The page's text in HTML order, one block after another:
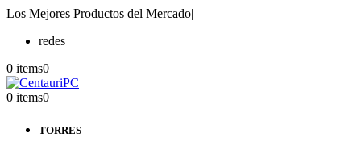
Los Mejores Productos del Mercado|
redes
0 items0
0 items0
TORRES